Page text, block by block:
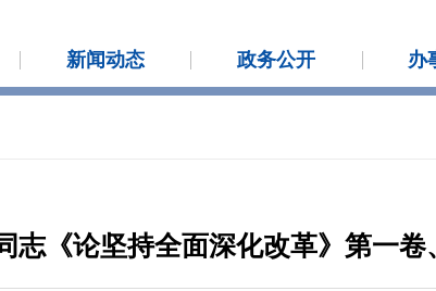
新闻动态 政务公开 办
志《论坚持全面深化改革》第一